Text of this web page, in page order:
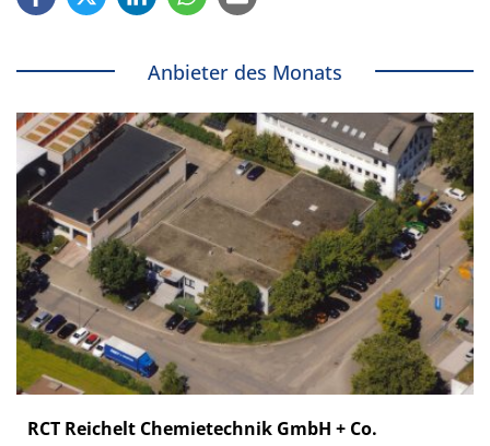
Anbieter des Monats
RCT Reichelt Chemietechnik GmbH + Co.